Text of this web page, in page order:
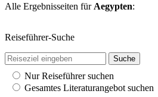
Alle Ergebnisseiten für Aegypten:
Reiseführer-Suche
Nur Reiseführer suchen
Gesamtes Literaturangebot suchen